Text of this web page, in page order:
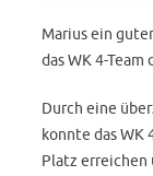
Marius ein
das WK 4-Team
Durch eine
konnte das WK
Platz erreichen